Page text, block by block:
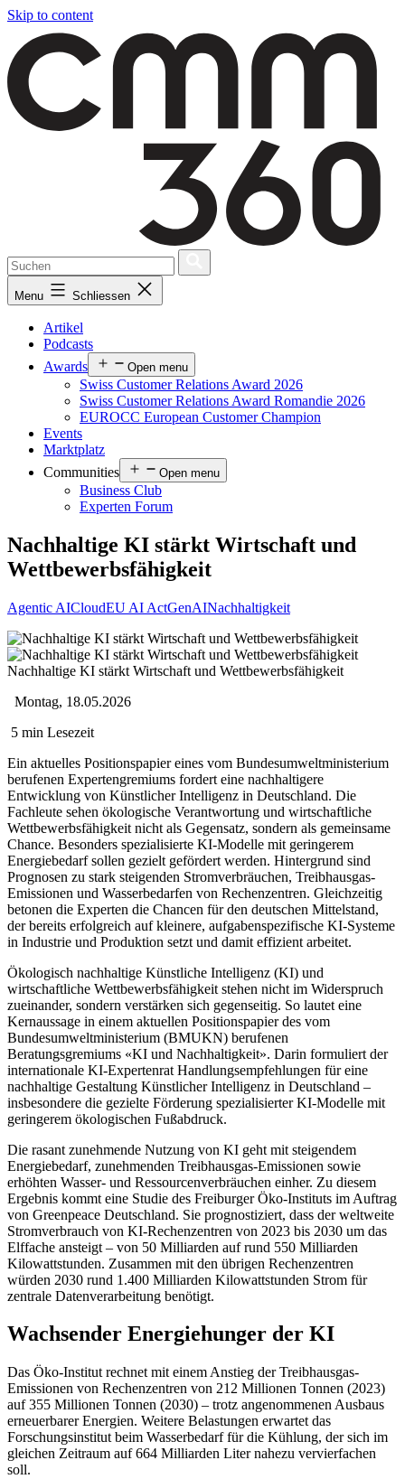
Skip to content
Menu Schliessen
Artikel
Podcasts
Awards
Open menu
Swiss Customer Relations Award 2026
Swiss Customer Relations Award Romandie 2026
EUROCC European Customer Champion
Events
Marktplatz
Communities
Open menu
Business Club
Experten Forum
Nachhaltige KI stärkt Wirtschaft und
Wettbewerbsfähigkeit
Agentic AICloudEU AI ActGenAINachhaltigkeit
Nachhaltige KI stärkt Wirtschaft und Wettbewerbsfähigkeit
Montag, 18.05.2026
5 min Lesezeit
Ein aktuelles Positionspapier eines vom Bundesumweltministerium
berufenen Expertengremiums fordert eine nachhaltigere
Entwicklung von Künstlicher Intelligenz in Deutschland. Die
Fachleute sehen ökologische Verantwortung und wirtschaftliche
Wettbewerbsfähigkeit nicht als Gegensatz, sondern als gemeinsame
Chance. Besonders spezialisierte KI-Modelle mit geringerem
Energiebedarf sollen gezielt gefördert werden. Hintergrund sind
Prognosen zu stark steigenden Stromverbräuchen, Treibhausgas-
Emissionen und Wasserbedarfen von Rechenzentren. Gleichzeitig
betonen die Experten die Chancen für den deutschen Mittelstand,
der bereits erfolgreich auf kleinere, aufgabenspezifische KI-Systeme
in Industrie und Produktion setzt und damit effizient arbeitet.
Ökologisch nachhaltige Künstliche Intelligenz (KI) und
wirtschaftliche Wettbewerbsfähigkeit stehen nicht im Widerspruch
zueinander, sondern verstärken sich gegenseitig. So lautet eine
Kernaussage in einem aktuellen Positionspapier des vom
Bundesumweltministerium (BMUKN) berufenen
Beratungsgremiums «KI und Nachhaltigkeit». Darin formuliert der
internationale KI-Expertenrat Handlungsempfehlungen für eine
nachhaltige Gestaltung Künstlicher Intelligenz in Deutschland –
insbesondere die gezielte Förderung spezialisierter KI-Modelle mit
geringerem ökologischen Fußabdruck.
Die rasant zunehmende Nutzung von KI geht mit steigendem
Energiebedarf, zunehmenden Treibhausgas-Emissionen sowie
erhöhten Wasser- und Ressourcenverbräuchen einher. Zu diesem
Ergebnis kommt eine Studie des Freiburger Öko-Instituts im Auftrag
von Greenpeace Deutschland. Sie prognostiziert, dass der weltweite
Stromverbrauch von KI-Rechenzentren von 2023 bis 2030 um das
Elffache ansteigt – von 50 Milliarden auf rund 550 Milliarden
Kilowattstunden. Zusammen mit den übrigen Rechenzentren
würden 2030 rund 1.400 Milliarden Kilowattstunden Strom für
zentrale Datenverarbeitung benötigt.
Wachsender Energiehunger der KI
Das Öko-Institut rechnet mit einem Anstieg der Treibhausgas-
Emissionen von Rechenzentren von 212 Millionen Tonnen (2023)
auf 355 Millionen Tonnen (2030) – trotz angenommenen Ausbaus
erneuerbarer Energien. Weitere Belastungen erwartet das
Forschungsinstitut beim Wasserbedarf für die Kühlung, der sich im
gleichen Zeitraum auf 664 Milliarden Liter nahezu vervierfachen
soll.